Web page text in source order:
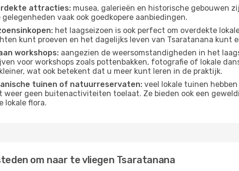
attracties: musea, galerieën en historische gebouwen
gelegenheden vaak ook goedkopere aanbiedingen.
het laagseizoen is ook perfect om overdekte
kunt proeven en het dagelijks leven van Tsaratanana kunt
workshops: aangezien de weersomstandigheden in het
voor workshops zoals pottenbakken, fotografie of lokale
wat ook betekent dat u meer kunt leren in de praktijk.
tuinen of natuurreservaten: veel lokale tuinen
weer geen buitenactiviteiten toelaat. Ze bieden ook een
lokale flora.
om naar te vliegen Tsaratanana